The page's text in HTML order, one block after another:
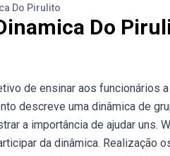
Do Pirulito
Do
de ensinar aos funcionários
descreve uma dinâmica de
a importância de ajudar uns.
da dinâmica. Realização